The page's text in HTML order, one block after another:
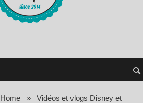
Home »
Vidéos et vlogs Disney et